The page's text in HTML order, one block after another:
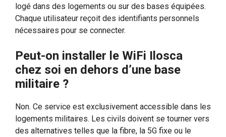
logé dans des logements ou sur des bases équipées.
Chaque utilisateur reçoit des identifiants personnels
nécessaires pour se connecter.
Peut-on installer le WiFi Ilosca
chez soi en dehors d’une base
militaire ?
Non. Ce service est exclusivement accessible dans les
logements militaires. Les civils doivent se tourner vers
des alternatives telles que la fibre, la 5G fixe ou le